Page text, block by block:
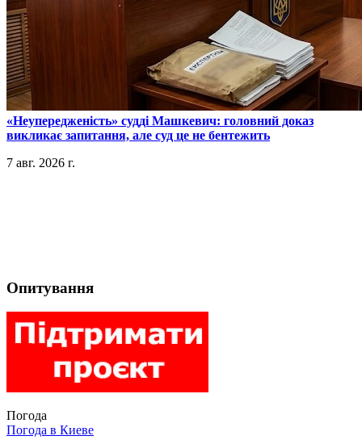
​«Неупередженість» судді Машкевич: головний доказ
викликає запитання, але суд це не бентежить
7 авг. 2026 г.
Опитування
Погода
Погода в Киеве